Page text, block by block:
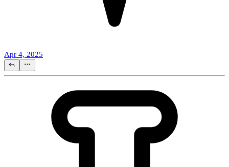
Apr 4, 2025